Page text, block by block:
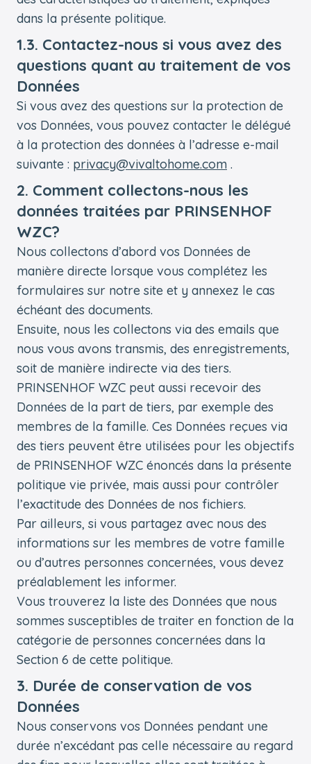
dans la présente politique.
1.3. Contactez-nous si vous avez des
questions quant au traitement de vos
Données
Si vous avez des questions sur la protection de
vos Données, vous pouvez contacter le délégué
à la protection des données à l’adresse e-mail
suivante : privacy@vivaltohome.com .
2. Comment collectons-nous les
données traitées par PRINSENHOF
WZC?
Nous collectons d’abord vos Données de
manière directe lorsque vous complétez les
formulaires sur notre site et y annexez le cas
échéant des documents.
Ensuite, nous les collectons via des emails que
nous vous avons transmis, des enregistrements,
soit de manière indirecte via des tiers.
PRINSENHOF WZC peut aussi recevoir des
Données de la part de tiers, par exemple des
membres de la famille. Ces Données reçues via
des tiers peuvent être utilisées pour les objectifs
de PRINSENHOF WZC énoncés dans la présente
politique vie privée, mais aussi pour contrôler
l’exactitude des Données de nos fichiers.
Par ailleurs, si vous partagez avec nous des
informations sur les membres de votre famille
ou d’autres personnes concernées, vous devez
préalablement les informer.
Vous trouverez la liste des Données que nous
sommes susceptibles de traiter en fonction de la
catégorie de personnes concernées dans la
Section 6 de cette politique.
3. Durée de conservation de vos
Données
Nous conservons vos Données pendant une
durée n’excédant pas celle nécessaire au regard